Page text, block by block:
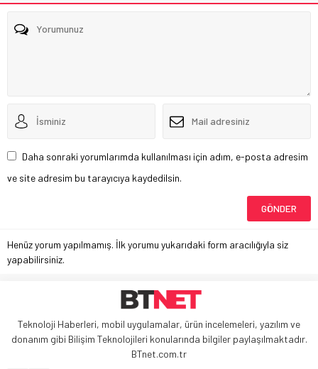
Daha sonraki yorumlarımda kullanılması için adım, e-posta adresim
ve site adresim bu tarayıcıya kaydedilsin.
Henüz yorum yapılmamış. İlk yorumu yukarıdaki form aracılığıyla siz
yapabilirsiniz.
Teknoloji Haberleri, mobil uygulamalar, ürün incelemeleri, yazılım ve
donanım gibi Bilişim Teknolojileri konularında bilgiler paylaşılmaktadır.
BTnet.com.tr